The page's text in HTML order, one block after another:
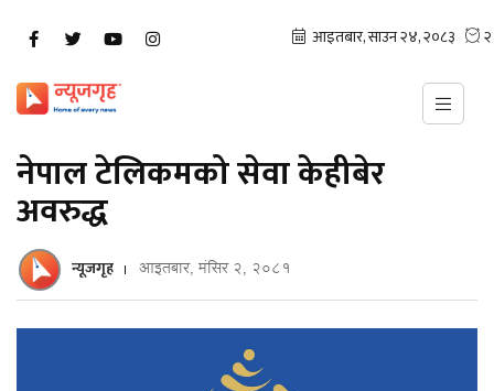
नेपाल टेलिकमको सेवा केहीबेर
अवरुद्ध
न्यूजगृह आइतबार, मंसिर २, २०८१